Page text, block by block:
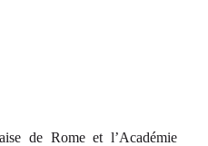
de Rome et l’Académie